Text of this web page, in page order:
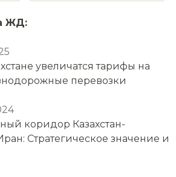
ЖД:
увеличатся тарифы на
перевозки
коридор Казахстан-
Стратегическое значение и